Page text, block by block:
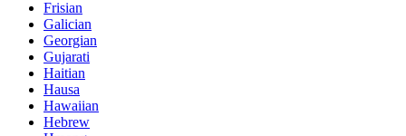
Frisian
Galician
Georgian
Gujarati
Haitian
Hausa
Hawaiian
Hebrew